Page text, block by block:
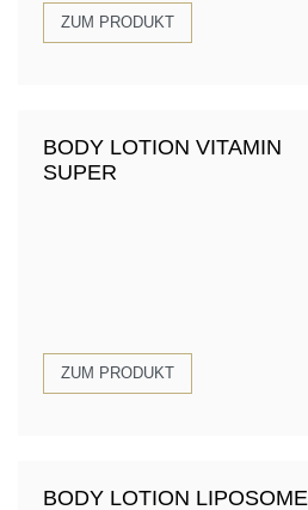
ZUM PRODUKT
BODY LOTION VITAMIN
SUPER
ZUM PRODUKT
BODY LOTION LIPOSOME